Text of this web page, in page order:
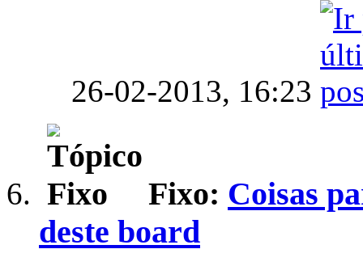
26-02-2013, 16:23
Fixo: Coisas
deste board